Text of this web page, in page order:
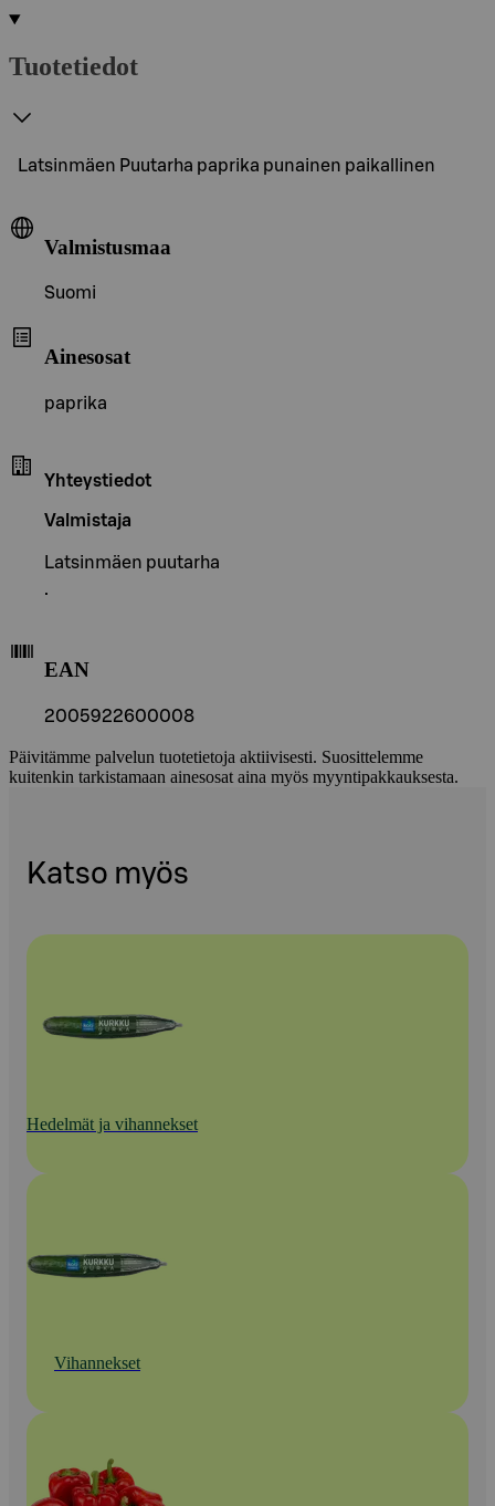
Tuotetiedot
Latsinmäen Puutarha paprika punainen paikallinen
Valmistusmaa
Suomi
Ainesosat
paprika
Yhteystiedot
Valmistaja
Latsinmäen puutarha
.
EAN
2005922600008
Päivitämme palvelun tuotetietoja aktiivisesti. Suosittelemme
kuitenkin tarkistamaan ainesosat aina myös myyntipakkauksesta.
Katso myös
Hedelmät ja vihannekset
Vihannekset